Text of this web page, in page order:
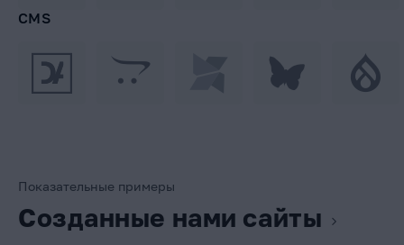
CMS
Показательные примеры
Созданные нами сайты